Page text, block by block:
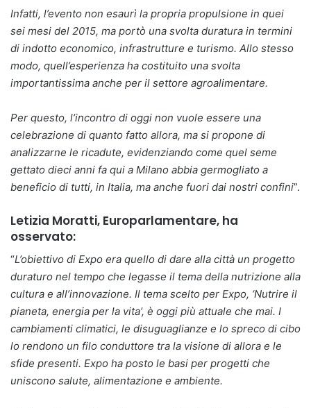
Infatti, l’evento non esaurì la propria propulsione in quei
sei mesi del 2015, ma portò una svolta duratura in termini
di indotto economico, infrastrutture e turismo. Allo stesso
modo, quell’esperienza ha costituito una svolta
importantissima anche per il settore agroalimentare.
Per questo, l’incontro di oggi non vuole essere una
celebrazione di quanto fatto allora, ma si propone di
analizzarne le ricadute, evidenziando come quel seme
gettato dieci anni fa qui a Milano abbia germogliato a
beneficio di tutti, in Italia, ma anche fuori dai nostri confini”.
Letizia Moratti, Europarlamentare, ha
osservato:
“L’obiettivo di Expo era quello di dare alla città un progetto
duraturo nel tempo che legasse il tema della nutrizione alla
cultura e all’innovazione. Il tema scelto per Expo, ‘Nutrire il
pianeta, energia per la vita’, è oggi più attuale che mai. I
cambiamenti climatici, le disuguaglianze e lo spreco di cibo
lo rendono un filo conduttore tra la visione di allora e le
sfide presenti. Expo ha posto le basi per progetti che
uniscono salute, alimentazione e ambiente.